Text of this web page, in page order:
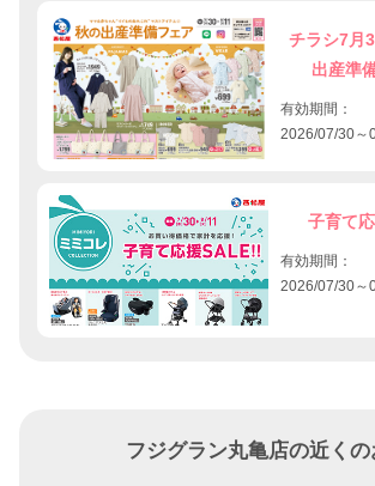
チラシ7月
出産準
有効期間：
2026/07/30～
子育て
有効期間：
2026/07/30～
フジグラン丸亀店の近くの